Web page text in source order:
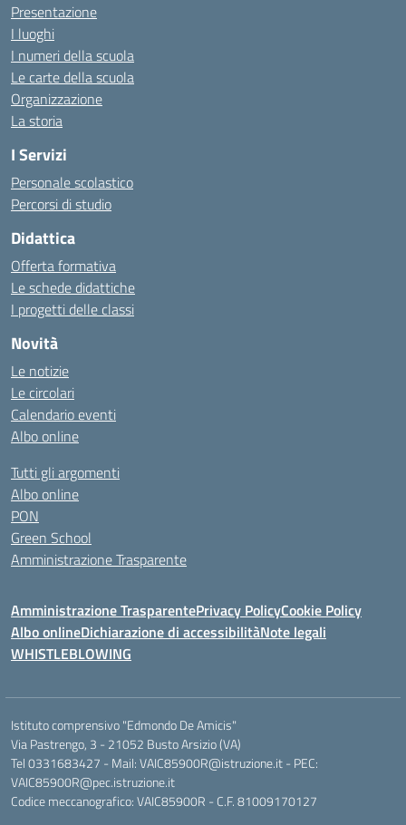
Presentazione
I luoghi
I numeri della scuola
Le carte della scuola
Organizzazione
La storia
I Servizi
Personale scolastico
Percorsi di studio
Didattica
Offerta formativa
Le schede didattiche
I progetti delle classi
Novità
Le notizie
Le circolari
Calendario eventi
Albo online
Tutti gli argomenti
Albo online
PON
Green School
Amministrazione Trasparente
Amministrazione TrasparentePrivacy PolicyCookie Policy
Albo onlineDichiarazione di accessibilitàNote legali
WHISTLEBLOWING
Istituto comprensivo "Edmondo De Amicis"
Via Pastrengo, 3 - 21052 Busto Arsizio (VA)
Tel 0331683427 - Mail: VAIC85900R@istruzione.it - PEC:
VAIC85900R@pec.istruzione.it
Codice meccanografico: VAIC85900R - C.F. 81009170127